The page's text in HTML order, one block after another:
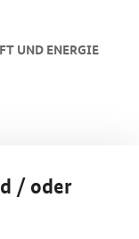
UND ENERGIE
/ oder